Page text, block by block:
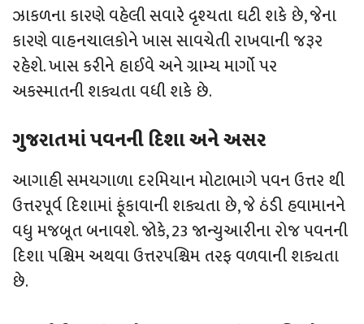
ઝાકળના કારણે વહેલી સવારે દૃશ્યતા ઘટી શકે છે, જેના
કારણે વાહનચાલકોને ખાસ સાવચેતી રાખવાની જરૂર
રહેશે. ખાસ કરીને હાઈવે અને ગ્રામ્ય માર્ગો પર
અકસ્માતની શક્યતા વધી શકે છે.
ગુજરાતમાં પવનની દિશા અને અસર
આગાહી સમયગાળા દરમિયાન મોટાભાગે પવન ઉત્તર થી
ઉત્તરપૂર્વ દિશામાં ફૂંકાવાની શક્યતા છે, જે ઠંડી હવામાનને
વધુ મજબૂત બનાવશે. જોકે, 23 જાન્યુઆરીના રોજ પવનની
દિશા પશ્ચિમ અથવા ઉત્તરપશ્ચિમ તરફ વળવાની શક્યતા
છે.